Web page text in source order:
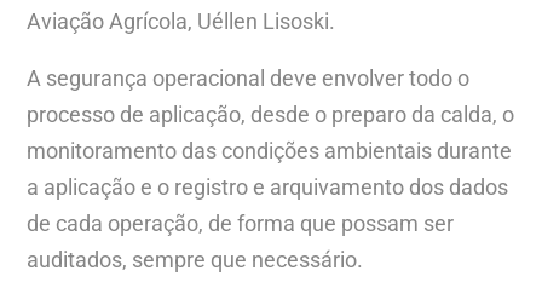
Aviação Agrícola, Uéllen Lisoski.
A segurança operacional deve envolver todo o
processo de aplicação, desde o preparo da calda, o
monitoramento das condições ambientais durante
a aplicação e o registro e arquivamento dos dados
de cada operação, de forma que possam ser
auditados, sempre que necessário.